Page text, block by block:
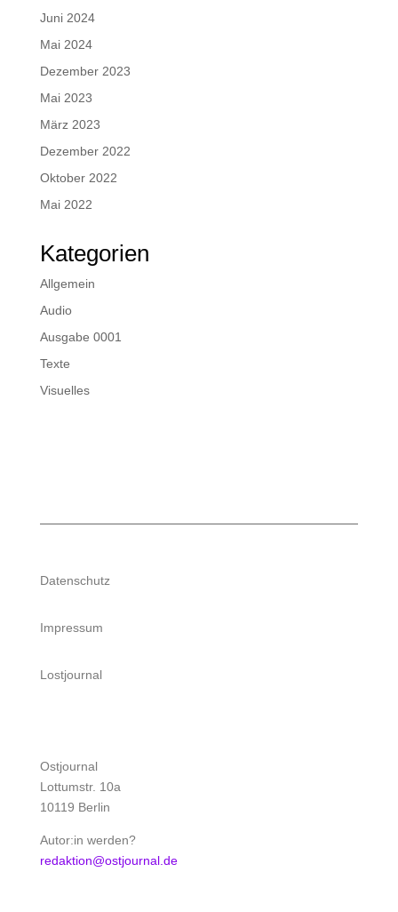
Juni 2024
Mai 2024
Dezember 2023
Mai 2023
März 2023
Dezember 2022
Oktober 2022
Mai 2022
Kategorien
Allgemein
Audio
Ausgabe 0001
Texte
Visuelles
Datenschutz
Impressum
Lostjournal
Ostjournal
Lottumstr. 10a
10119 Berlin
Autor:in werden?
redaktion@ostjournal.de